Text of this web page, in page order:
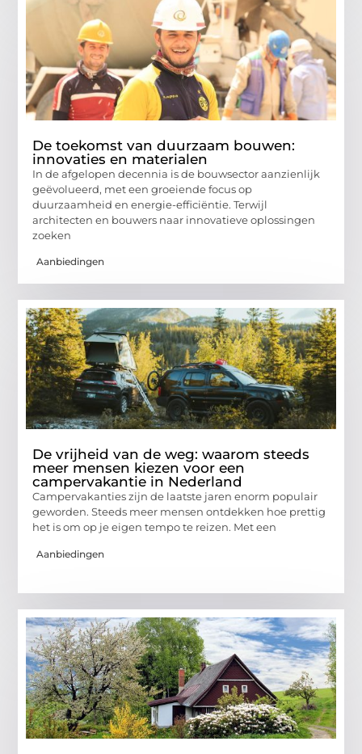
De toekomst van duurzaam bouwen:
innovaties en materialen
In de afgelopen decennia is de bouwsector aanzienlijk
geëvolueerd, met een groeiende focus op
duurzaamheid en energie-efficiëntie. Terwijl
architecten en bouwers naar innovatieve oplossingen
zoeken
Aanbiedingen
De vrijheid van de weg: waarom steeds
meer mensen kiezen voor een
campervakantie in Nederland
Campervakanties zijn de laatste jaren enorm populair
geworden. Steeds meer mensen ontdekken hoe prettig
het is om op je eigen tempo te reizen. Met een
Aanbiedingen